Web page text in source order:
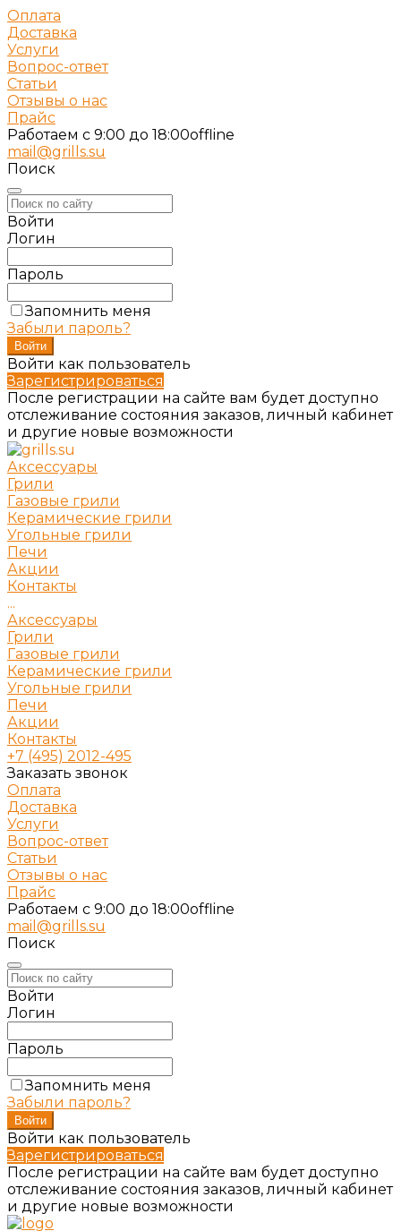
Оплата
Доставка
Услуги
Вопрос-ответ
Статьи
Отзывы о нас
Прайс
Работаем c 9:00 до 18:00offline
mail@grills.su
Поиск
Войти
Логин
Пароль
Запомнить меня
Забыли пароль?
Войти как пользователь
Зарегистрироваться
После регистрации на сайте вам будет доступно
отслеживание состояния заказов, личный кабинет
и другие новые возможности
Аксессуары
Грили
Газовые грили
Керамические грили
Угольные грили
Печи
Акции
Контакты
...
Аксессуары
Грили
Газовые грили
Керамические грили
Угольные грили
Печи
Акции
Контакты
+7 (495) 2012-495
Заказать звонок
Оплата
Доставка
Услуги
Вопрос-ответ
Статьи
Отзывы о нас
Прайс
Работаем c 9:00 до 18:00offline
mail@grills.su
Поиск
Войти
Логин
Пароль
Запомнить меня
Забыли пароль?
Войти как пользователь
Зарегистрироваться
После регистрации на сайте вам будет доступно
отслеживание состояния заказов, личный кабинет
и другие новые возможности